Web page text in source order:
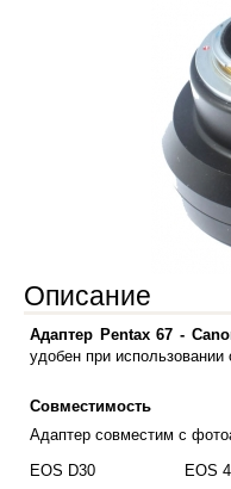
Описание
Адаптер Pentax 67 -
удобен при
Совместимость
Адаптер совместим с
EOS D30
EOS